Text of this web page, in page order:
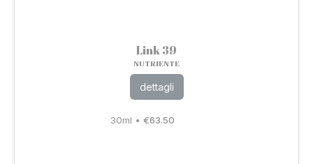
Link 39
NUTRIENTE
dettagli
30ml • €63.50